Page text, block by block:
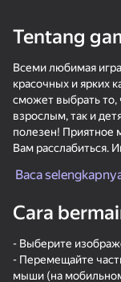
Kitty's Clicker: The
Evolution of Food
Dancing, Memes,
Songs, Rhythm
Tentang
Всеми любимая
красочных и ярких
сможет выбрать то,
взрослым, так и
полезен! Приятное
Вам расслабиться.
это все, что нужно
Baca
Cara
- Выберите
- Перемещайте
мыши (на